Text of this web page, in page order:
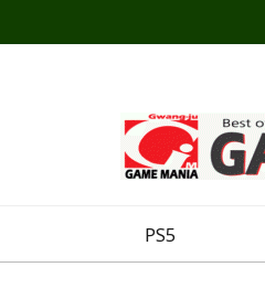
PS5